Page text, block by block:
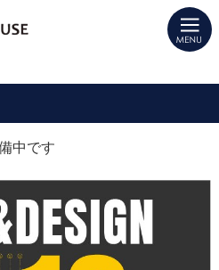
・倉敷市の注文住宅・新築戸建てを手が
宅・新築戸建てを手がけるエアムーブハウ
中です